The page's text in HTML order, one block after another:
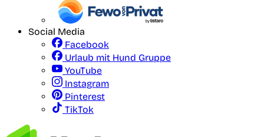
Social Media
Facebook
Urlaub mit Hund Gruppe
YouTube
Instagram
Pinterest
TikTok